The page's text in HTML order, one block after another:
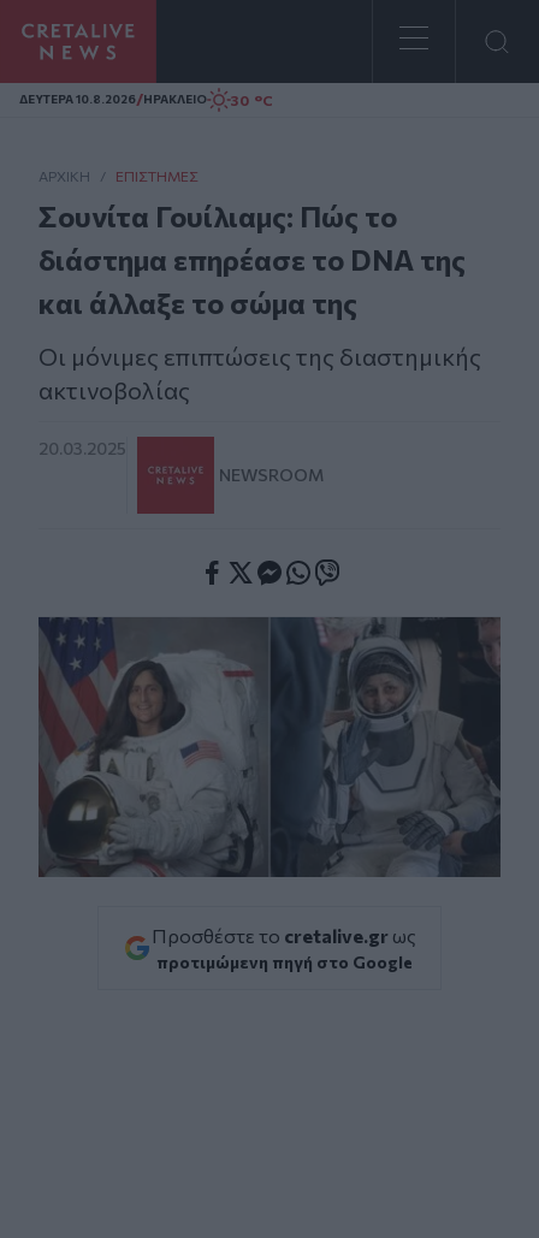
Homepage
ΔΕΥΤΕΡΑ 10.8.2026/ΗΡΑΚΛΕΙΟ 30 °C
ΑΡΧΙΚΗ / ΕΠΙΣΤΉΜΕΣ
Σουνίτα Γουίλιαμς: Πώς το
διάστημα επηρέασε το DNA της
και άλλαξε το σώμα της
Οι μόνιμες επιπτώσεις της διαστημικής
ακτινοβολίας
20.03.2025
NEWSROOM
Προσθέστε το cretalive.gr ως
προτιμώμενη πηγή στο Google